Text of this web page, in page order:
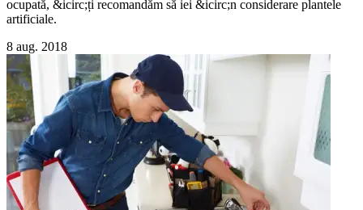
ocupată, &icirc;ți recomandăm să iei &icirc;n considerare plantele
artificiale.
8 aug. 2018